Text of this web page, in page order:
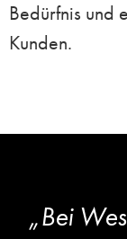
Bedürfnis und
Kunden.
„Bei